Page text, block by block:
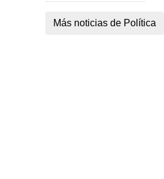
Más noticias de Política